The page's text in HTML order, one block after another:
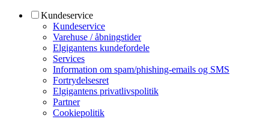
Kundeservice
Kundeservice
Varehuse / åbningstider
Elgigantens kundefordele
Services
Information om spam/phishing-emails og SMS
Fortrydelsesret
Elgigantens privatlivspolitik
Partner
Cookiepolitik